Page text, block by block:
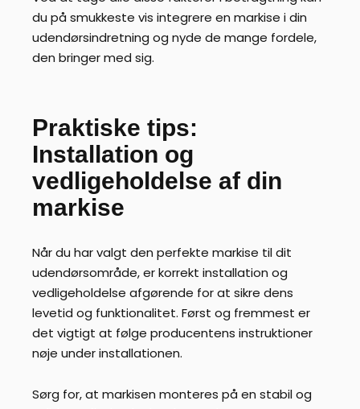
du på smukkeste vis integrere en markise i din
udendørsindretning og nyde de mange fordele,
den bringer med sig.
Praktiske tips:
Installation og
vedligeholdelse af din
markise
Når du har valgt den perfekte markise til dit
udendørsområde, er korrekt installation og
vedligeholdelse afgørende for at sikre dens
levetid og funktionalitet. Først og fremmest er
det vigtigt at følge producentens instruktioner
nøje under installationen.
Sørg for, at markisen monteres på en stabil og